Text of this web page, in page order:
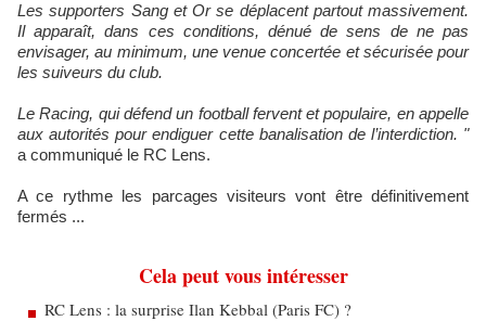
Les supporters Sang et Or se déplacent partout massivement.
Il apparaît, dans ces conditions, dénué de sens de ne pas
envisager, au minimum, une venue concertée et sécurisée pour
les suiveurs du club.
Le Racing, qui défend un football fervent et populaire, en appelle
aux autorités pour endiguer cette banalisation de l’interdiction. "
a communiqué le RC Lens.
A ce rythme les parcages visiteurs vont être définitivement
fermés ...
Cela peut vous intéresser
RC Lens : la surprise Ilan Kebbal (Paris FC) ?